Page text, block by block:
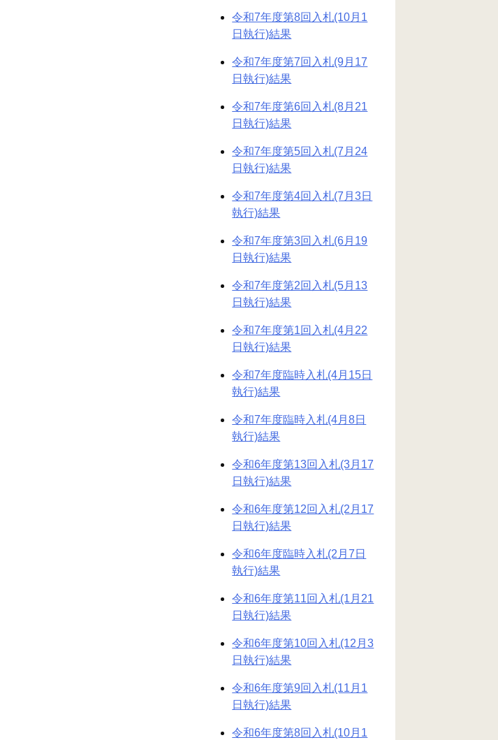
令和7年度第8回入札(10月1
日執行)結果
令和7年度第7回入札(9月17
日執行)結果
令和7年度第6回入札(8月21
日執行)結果
令和7年度第5回入札(7月24
日執行)結果
令和7年度第4回入札(7月3日
執行)結果
令和7年度第3回入札(6月19
日執行)結果
令和7年度第2回入札(5月13
日執行)結果
令和7年度第1回入札(4月22
日執行)結果
令和7年度臨時入札(4月15日
執行)結果
令和7年度臨時入札(4月8日
執行)結果
令和6年度第13回入札(3月17
日執行)結果
令和6年度第12回入札(2月17
日執行)結果
令和6年度臨時入札(2月7日
執行)結果
令和6年度第11回入札(1月21
日執行)結果
令和6年度第10回入札(12月3
日執行)結果
令和6年度第9回入札(11月1
日執行)結果
令和6年度第8回入札(10月1